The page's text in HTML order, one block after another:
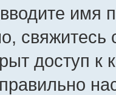
имя
доступ к